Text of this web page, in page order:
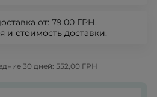
от: 79,00 ГРН.
и стоимость доставки.
30 дней: 552,00 ГРН